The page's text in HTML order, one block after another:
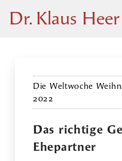
Dr. Klaus Heer
Die Weltwoche
2022
Das richtige
Ehepartner